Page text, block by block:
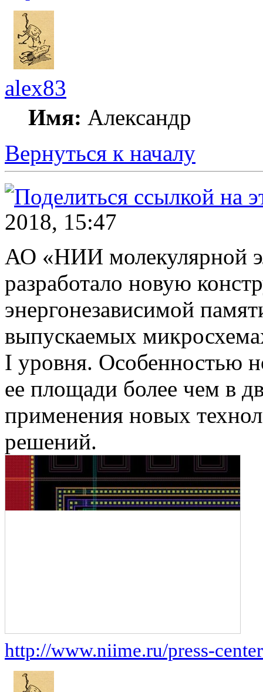
alex83
Имя: Александр
Вернуться к началу
2018, 15:47
АО «НИИ молекулярной
разработало новую
энергонезависимой
выпускаемых
I уровня. Особенностью
ее площади более чем в
применения новых
решений.
http://www.niime.ru/press-